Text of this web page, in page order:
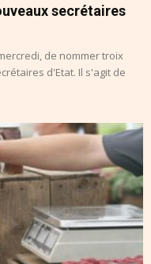
secrétaires
de nommer troix
d'Etat. Il s'agit de